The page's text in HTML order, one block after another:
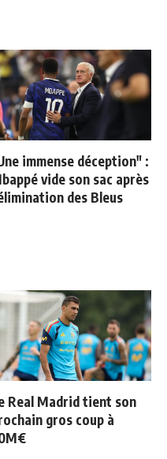
immense déception" :
vide son sac après
des Bleus
Real Madrid tient son
gros coup à